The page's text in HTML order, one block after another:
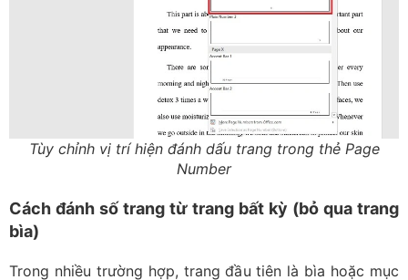
Tùy chỉnh vị trí hiện đánh dấu trang trong thẻ Page
Number
Cách đánh số trang từ trang bất kỳ (bỏ qua trang
bìa)
Trong nhiều trường hợp, trang đầu tiên là bìa hoặc mục